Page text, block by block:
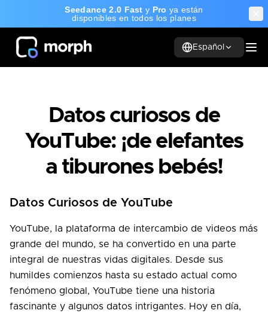
Seedance 2.0 Fast y Pro ya están
disponibles en todos los planes
Español
Datos curiosos de
YouTube: ¡de elefantes
a tiburones bebés!
Datos Curiosos de YouTube
YouTube, la plataforma de intercambio de videos más
grande del mundo, se ha convertido en una parte
integral de nuestras vidas digitales. Desde sus
humildes comienzos hasta su estado actual como
fenómeno global, YouTube tiene una historia
fascinante y algunos datos intrigantes. Hoy en día,